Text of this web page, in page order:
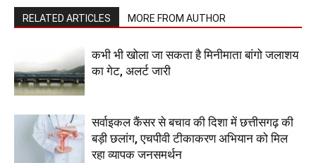
RELATED ARTICLES MORE FROM AUTHOR
कभी भी खोला जा सकता है मिनीमाता बांगो जलाशय
का गेट, अलर्ट जारी
सर्वाइकल कैंसर से बचाव की दिशा में छत्तीसगढ़ की
बड़ी छलांग, एचपीवी टीकाकरण अभियान को मिल
रहा व्यापक जनसमर्थन